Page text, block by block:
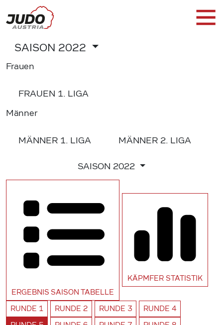
SAISON 2022
Frauen
FRAUEN 1. LIGA
Männer
MÄNNER 1. LIGA MÄNNER 2. LIGA
SAISON 2022
ERGEBNIS SAISON TABELLE
KÄPMFER STATISTIK
RUNDE 1 RUNDE 2 RUNDE 3 RUNDE 4